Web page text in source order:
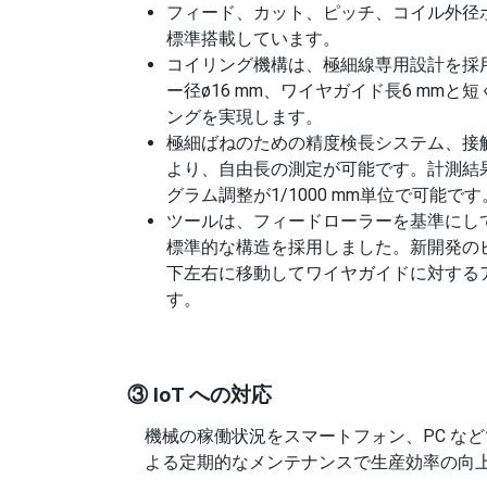
フィード、カット、ピッチ、コイル外
標準搭載しています。
コイリング機構は、極細線専用設計を
ー径ø16 mm、ワイヤガイド長6 mmと
ングを実現します。
極細ばねのための精度検長システム、
より、自由長の測定が可能です。計測
グラム調整が1/1000 mm単位で可能です
ツールは、フィードローラーを基準に
標準的な構造を採用しました。新開発
下左右に移動してワイヤガイドに対す
す。
③ IoT への対応
機械の稼働状況をスマートフォン、PC な
よる定期的なメンテナンスで生産効率の向